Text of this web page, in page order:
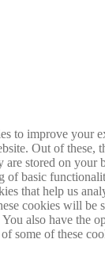
to improve your
Out of these,
are stored on your
of basic
that help us
cookies will be
also have the
some of these